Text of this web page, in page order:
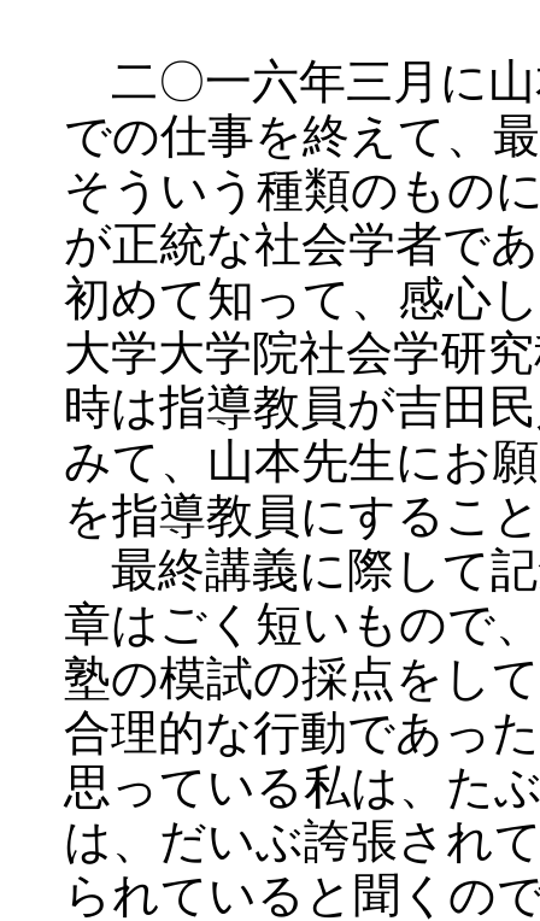
二〇一六年三月に
での仕事を終えて、
そういう種類のもの
が正統な社会学者で
初めて知って、感心
大学大学院社会学研
時は指導教員が吉田
みて、山本先生にお
を指導教員にするこ
最終講義に際して
章はごく短いもので
塾の模試の採点をし
合理的な行動であっ
思っている私は、た
は、だいぶ誇張され
られていると聞くの